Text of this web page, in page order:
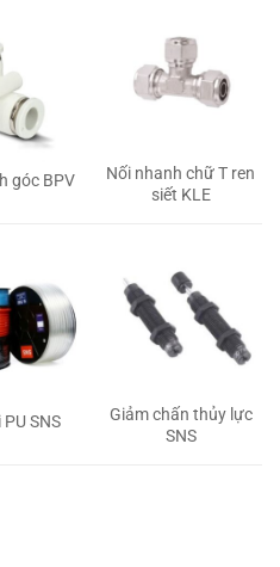
góc BPV
Nối nhanh chữ T ren
siết KLE
SNS
Giảm chấn thủy lực
SNS